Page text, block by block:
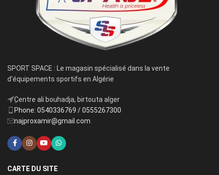
SPORT SPACE : Le magasin spécialisé dans la vente
d'équipements sportifs en Algérie
ِCentre ali bouhadja, birtouta alger
Phone: 0540336769 / 0555267300
najproxamir@gmail.com
CARTE DU SITE